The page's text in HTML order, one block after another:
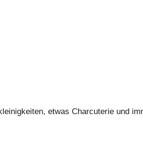
etwas Charcuterie und